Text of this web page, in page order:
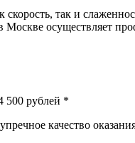
так и
осуществляет
500 рублей *
качество